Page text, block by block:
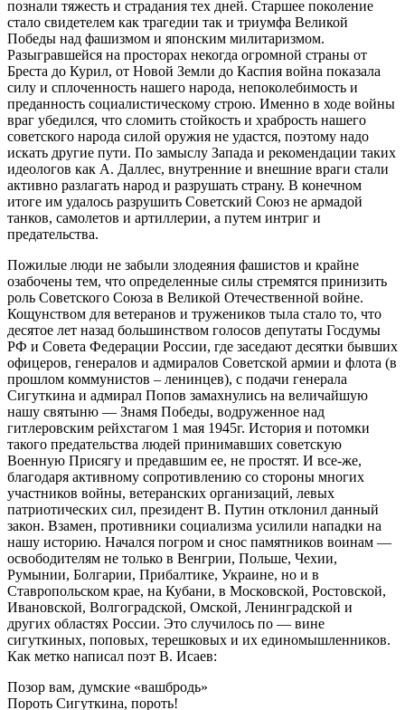
познали тяжесть и страдания тех дней. Старшее поколение
стало свидетелем как трагедии так и триумфа Великой
Победы над фашизмом и японским милитаризмом.
Разыгравшейся на просторах некогда огромной страны от
Бреста до Курил, от Новой Земли до Каспия война показала
силу и сплоченность нашего народа, непоколебимость и
преданность социалистическому строю. Именно в ходе войны
враг убедился, что сломить стойкость и храбрость нашего
советского народа силой оружия не удастся, поэтому надо
искать другие пути. По замыслу Запада и рекомендации таких
идеологов как А. Даллес, внутренние и внешние враги стали
активно разлагать народ и разрушать страну. В конечном
итоге им удалось разрушить Советский Союз не армадой
танков, самолетов и артиллерии, а путем интриг и
предательства.
Пожилые люди не забыли злодеяния фашистов и крайне
озабочены тем, что определенные силы стремятся принизить
роль Советского Союза в Великой Отечественной войне.
Кощунством для ветеранов и тружеников тыла стало то, что
десятое лет назад большинством голосов депутаты Госдумы
РФ и Совета Федерации России, где заседают десятки бывших
офицеров, генералов и адмиралов Советской армии и флота (в
прошлом коммунистов – ленинцев), с подачи генерала
Сигуткина и адмирал Попов замахнулись на величайшую
нашу святыню — Знамя Победы, водруженное над
гитлеровским рейхстагом 1 мая 1945г. История и потомки
такого предательства людей принимавших советскую
Военную Присягу и предавшим ее, не простят. И все-же,
благодаря активному сопротивлению со стороны многих
участников войны, ветеранских организаций, левых
патриотических сил, президент В. Путин отклонил данный
закон. Взамен, противники социализма усилили нападки на
нашу историю. Начался погром и снос памятников воинам —
освободителям не только в Венгрии, Польше, Чехии,
Румынии, Болгарии, Прибалтике, Украине, но и в
Ставропольском крае, на Кубани, в Московской, Ростовской,
Ивановской, Волгоградской, Омской, Ленинградской и
других областях России. Это случилось по — вине
сигуткиных, поповых, терешковых и их единомышленников.
Как метко написал поэт В. Исаев:
Позор вам, думские «вашбродь»
Пороть Сигуткина, пороть!